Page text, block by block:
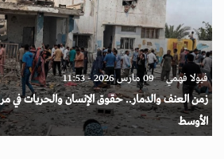
فيولا فهمي 09 مارس 2026 - 11:53
زمن العنف والدمار.. حقوق الإنسان والحريات في
الأوسط